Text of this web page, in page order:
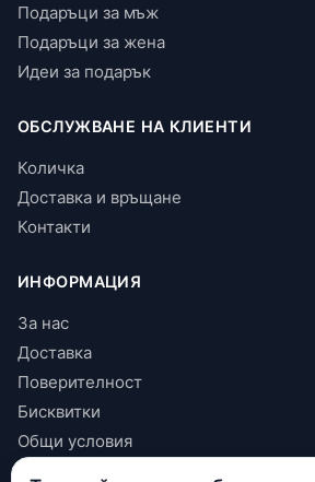
Подаръци за мъж
Подаръци за жена
Идеи за подарък
ОБСЛУЖВАНЕ НА КЛИЕНТИ
Количка
Доставка и връщане
Контакти
ИНФОРМАЦИЯ
За нас
Доставка
Поверителност
Бисквитки
Общи условия